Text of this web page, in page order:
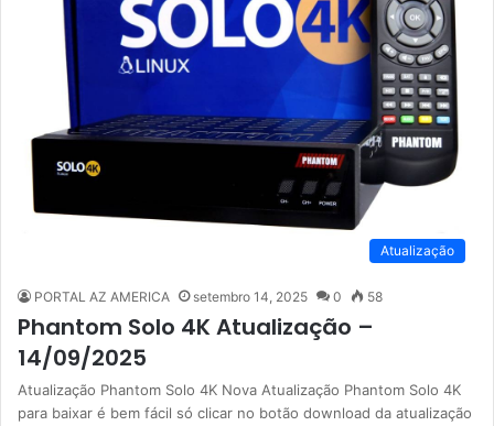
Atualização
PORTAL AZ AMERICA setembro 14, 2025 0 58
Phantom Solo 4K Atualização –
14/09/2025
Atualização Phantom Solo 4K Nova Atualização Phantom Solo 4K
para baixar é bem fácil só clicar no botão download da atualização